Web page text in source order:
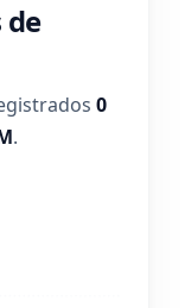
de
0
.